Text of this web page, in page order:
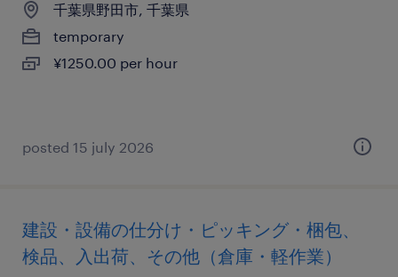
千葉県野田市, 千葉県
temporary
¥1250.00 per hour
posted 15 july 2026
建設・設備の仕分け・ピッキング・梱包、
検品、入出荷、その他（倉庫・軽作業）